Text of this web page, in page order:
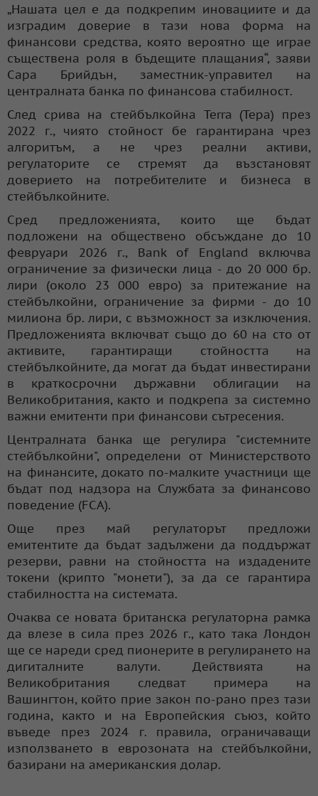
„Нашата цел е да подкрепим иновациите и да
изградим доверие в тази нова форма на
финансови средства, която вероятно ще играе
съществена роля в бъдещите плащания“, заяви
Сара Брийдън, заместник-управител на
централната банка по финансова стабилност.
След срива на стейбълкойна Terra (Тера) през
2022 г., чиято стойност бе гарантирана чрез
алгоритъм, а не чрез реални активи,
регулаторите се стремят да възстановят
доверието на потребителите и бизнеса в
стейбълкойните.
Сред предложенията, които ще бъдат
подложени на обществено обсъждане до 10
февруари 2026 г., Bank of England включва
ограничение за физически лица - до 20 000 бр.
лири (около 23 000 евро) за притежание на
стейбълкойни, ограничение за фирми - до 10
милиона бр. лири, с възможност за изключения.
Предложенията включват също до 60 на сто от
активите, гарантиращи стойността на
стейбълкойните, да могат да бъдат инвестирани
в краткосрочни държавни облигации на
Великобритания, както и подкрепа за системно
важни емитенти при финансови сътресения.
Централната банка ще регулира "системните
стейбълкойни", определени от Министерството
на финансите, докато по-малките участници ще
бъдат под надзора на Службата за финансово
поведение (FCA).
Още през май регулаторът предложи
емитентите да бъдат задължени да поддържат
резерви, равни на стойността на издадените
токени (крипто "монети"), за да се гарантира
стабилността на системата.
Очаква се новата британска регулаторна рамка
да влезе в сила през 2026 г., като така Лондон
ще се нареди сред пионерите в регулирането на
дигиталните валути. Действията на
Великобритания следват примера на
Вашингтон, който прие закон по-рано през тази
година, както и на Европейския съюз, който
въведе през 2024 г. правила, ограничаващи
използването в еврозоната на стейбълкойни,
базирани на американския долар.